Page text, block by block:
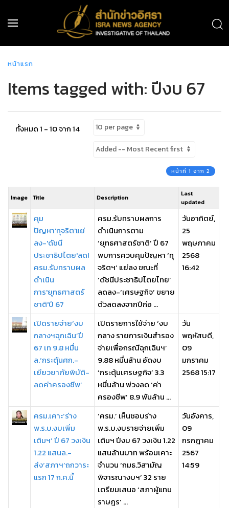
หน้าแรก
Items tagged with: ปีงบ 67
ทั้งหมด 1 - 10 จาก 14
หน้าที่ 1 จาก 2
Image Title Description
Last
updated
คุม
ปัญหา'ทุจริต'แย่
ลง-'ดัชนี
ประชาธิปไตย'ลด!
ครม.รับทราบผล
ดำเนิน
การ'ยุทธศาสตร์
ชาติ'ปี 67
ครม.รับทราบผลการ
ดำเนินการตาม
‘ยุทธศาสตร์ชาติ’ ปี 67
พบการควบคุมปัญหา ‘ทุ
จริตฯ’ แย่ลง ขณะที่
‘ดัชนีประชาธิปไตยไทย’
ลดลง-‘เศรษฐกิจ’ ขยาย
ตัวลดลงจากปีก่อ ...
วันอาทิตย์,
25
พฤษภาคม
2568
16:42
เปิดรายจ่าย‘งบ
กลางฯฉุกเฉิน’ปี
67 เท 9.8 หมื่น
ล.‘กระตุ้นศก.-
เยียวยาภัยพิบัติ-
ลดค่าครองชีพ’
เปิดรายการใช้จ่าย ‘งบ
กลาง รายการเงินสํารอง
จ่ายเพื่อกรณีฉุกเฉินฯ’
9.88 หมื่นล้าน อัดงบ
‘กระตุ้นเศรษฐกิจ’ 3.3
หมื่นล้าน พ่วงลด ‘ค่า
ครองชีพ’ 8.9 พันล้าน ...
วัน
พฤหัสบดี,
09
มกราคม
2568 15:17
ครม.เคาะ‘ร่าง
พ.ร.บ.งบเพิ่ม
เติมฯ’ ปี 67 วงเงิน
1.22 แสนล.-
ส่ง‘สภาฯ’ถกวาระ
แรก 17 ก.ค.นี้
‘ครม.’ เห็นชอบร่าง
พ.ร.บ.งบรายจ่ายเพิ่ม
เติมฯ ปีงบ 67 วงเงิน 1.22
แสนล้านบาท พร้อมเคาะ
จำนวน ‘กมธ.วิสามัญ
พิจารณางบฯ’ 32 ราย
เตรียมเสนอ ‘สภาผู้แทน
ราษฎร’ ...
วันอังคาร,
09
กรกฎาคม
2567
14:59